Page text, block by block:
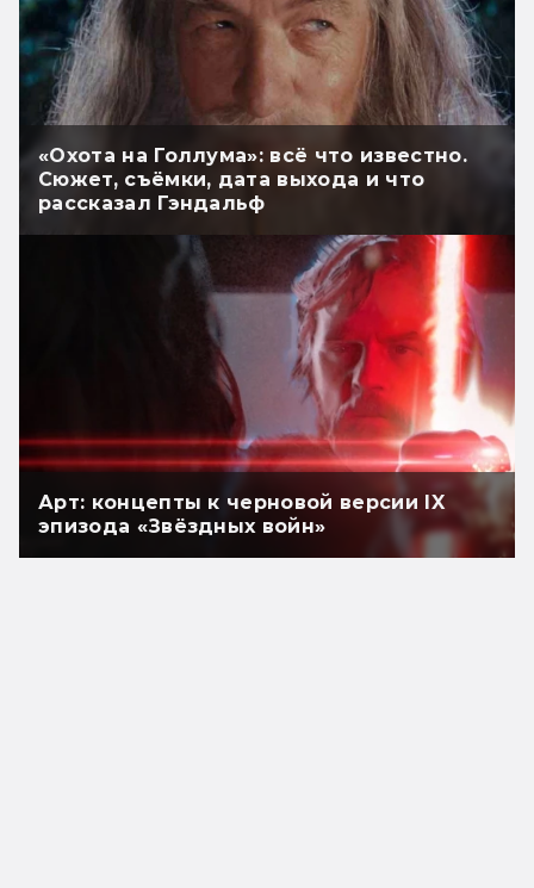
«Охота на Голлума»: всё что известно.
Сюжет, съёмки, дата выхода и что
рассказал Гэндальф
Арт: концепты к черновой версии IX
эпизода «Звёздных войн»